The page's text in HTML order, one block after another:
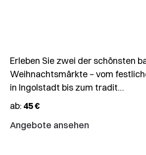
Erleben Sie zwei der schönsten
Weihnachtsmärkte – vom
in Ingolstadt bis zum tradit…
ab: 45 €
Angebote ansehen
01.12.2026
🎄